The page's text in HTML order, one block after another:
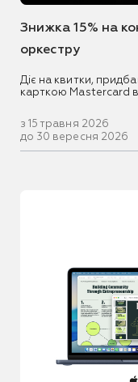
Знижка 15% на
оркестру
Діє на квитки,
карткою Mastercard
з 15 травня 2026
до 30 вересня 2026